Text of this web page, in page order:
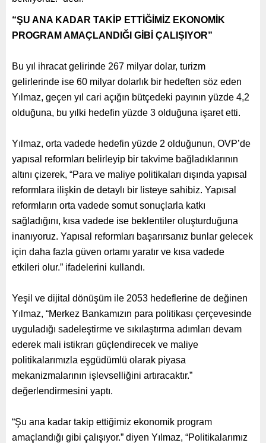
“ŞU ANA KADAR TAKİP ETTİĞİMİZ EKONOMİK
PROGRAM AMAÇLANDIĞI GİBİ ÇALIŞIYOR”
Bu yıl ihracat gelirinde 267 milyar dolar, turizm
gelirlerinde ise 60 milyar dolarlık bir hedeften söz eden
Yılmaz, geçen yıl cari açığın bütçedeki payının yüzde 4,2
olduğuna, bu yılki hedefin yüzde 3 olduğuna işaret etti.
Yılmaz, orta vadede hedefin yüzde 2 olduğunun, OVP’de
yapısal reformları belirleyip bir takvime bağladıklarının
altını çizerek, “Para ve maliye politikaları dışında yapısal
reformlara ilişkin de detaylı bir listeye sahibiz. Yapısal
reformların orta vadede somut sonuçlarla katkı
sağladığını, kısa vadede ise beklentiler oluşturduğuna
inanıyoruz. Yapısal reformları başarırsanız bunlar gelecek
için daha fazla güven ortamı yaratır ve kısa vadede
etkileri olur.” ifadelerini kullandı.
Yeşil ve dijital dönüşüm ile 2053 hedeflerine de değinen
Yılmaz, “Merkez Bankamızın para politikası çerçevesinde
uyguladığı sadeleştirme ve sıkılaştırma adımları devam
ederek mali istikrarı güçlendirecek ve maliye
politikalarımızla eşgüdümlü olarak piyasa
mekanizmalarının işlevselliğini artıracaktır.”
değerlendirmesini yaptı.
“Şu ana kadar takip ettiğimiz ekonomik program
amaçlandığı gibi çalışıyor.” diyen Yılmaz, “Politikalarımız